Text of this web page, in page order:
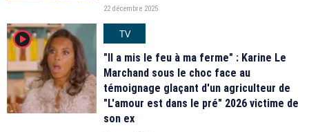
22 décembre 2025
player2
TV
"Il a mis le feu à ma ferme" : Karine Le
Marchand sous le choc face au
témoignage glaçant d'un agriculteur de
"L'amour est dans le pré" 2026 victime de
son ex